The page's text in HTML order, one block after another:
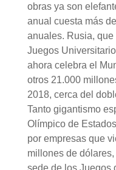
obras ya son
anual cuesta más
anuales. Rusia,
Juegos
ahora celebra el
otros 21.000
2018, cerca del
Tanto gigantismo
Olímpico de
por empresas que
millones de
sede de los Juegos